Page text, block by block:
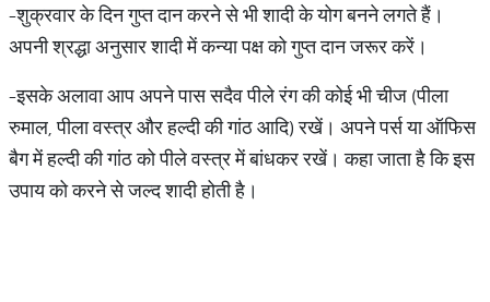
-शुक्रवार के दिन गुप्त दान करने से भी शादी के योग बनने लगते हैं।
अपनी श्रद्धा अनुसार शादी में कन्या पक्ष को गुप्त दान जरूर करें।
-इसके अलावा आप अपने पास सदैव पीले रंग की कोई भी चीज (पीला
रुमाल, पीला वस्त्र और हल्दी की गांठ आदि) रखें। अपने पर्स या ऑफिस
बैग में हल्दी की गांठ को पीले वस्त्र में बांधकर रखें। कहा जाता है कि इस
उपाय को करने से जल्द शादी होती है।